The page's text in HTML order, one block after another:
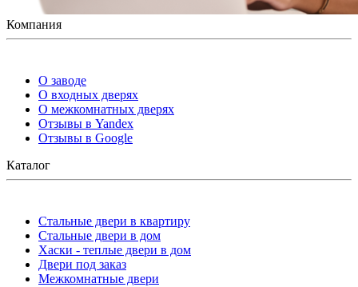
Компания
О заводе
О входных дверях
О межкомнатных дверях
Отзывы в Yandex
Отзывы в Google
Каталог
Стальные двери в квартиру
Стальные двери в дом
Хаски - теплые двери в дом
Двери под заказ
Межкомнатные двери